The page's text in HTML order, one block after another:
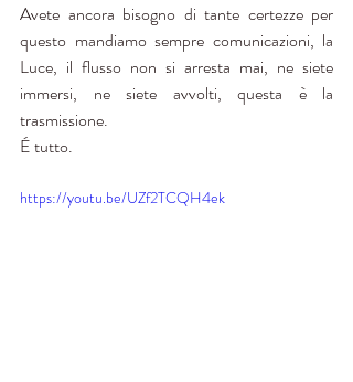
Avete ancora bisogno di tante certezze per
questo mandiamo sempre comunicazioni, la
Luce, il flusso non si arresta mai, ne siete
immersi, ne siete avvolti, questa è la
trasmissione.
É tutto.
https://youtu.be/UZf2TCQH4ek